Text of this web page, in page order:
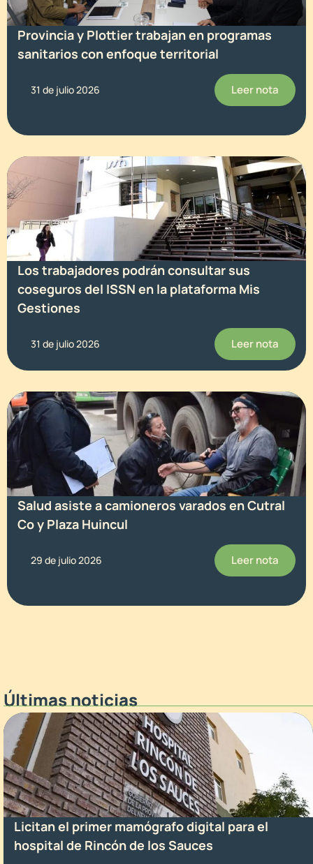
Provincia y Plottier trabajan en programas
sanitarios con enfoque territorial
31 de julio 2026 Leer nota
Los trabajadores podrán consultar sus
coseguros del ISSN en la plataforma Mis
Gestiones
31 de julio 2026 Leer nota
Salud asiste a camioneros varados en Cutral
Co y Plaza Huincul
29 de julio 2026 Leer nota
Últimas noticias
Licitan el primer mamógrafo digital para el
hospital de Rincón de los Sauces